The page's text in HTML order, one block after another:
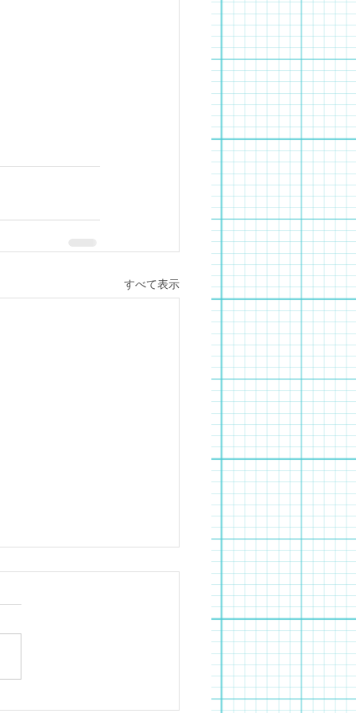
すべて表示
ふぁんすごろく